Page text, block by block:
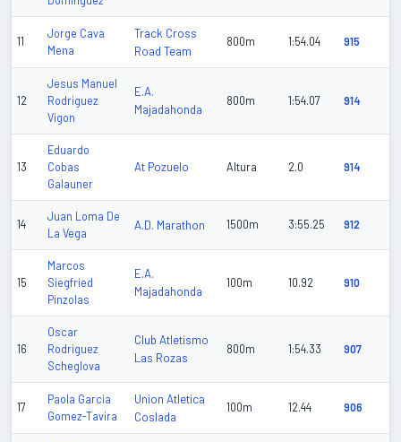
11
Jorge Cava
Mena
Track Cross
Road Team
800m 1:54.04 915
12
Jesus Manuel
Rodriguez
Vigon
E.A.
Majadahonda
800m 1:54.07 914
13
Eduardo
Cobas
Galauner
At Pozuelo Altura 2.0 914
14
Juan Loma De
La Vega
A.D. Marathon 1500m 3:55.25 912
15
Marcos
Siegfried
Pinzolas
E.A.
Majadahonda
100m 10.92 910
16
Oscar
Rodriguez
Scheglova
Club Atletismo
Las Rozas
800m 1:54.33 907
17
Paola Garcia
Gomez-Tavira
Union Atletica
Coslada
100m 12.44 906